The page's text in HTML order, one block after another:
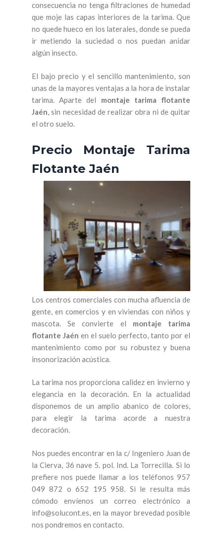
consecuencia no tenga filtraciones de humedad
que moje las capas interiores de la tarima. Que
no quede hueco en los laterales, donde se pueda
ir metiendo la suciedad o nos puedan anidar
algún insecto.
El bajo precio y el sencillo mantenimiento, son
unas de la mayores ventajas a la hora de instalar
tarima. Aparte del montaje tarima flotante
Jaén , sin necesidad de realizar obra ni de quitar
el otro suelo.
Precio Montaje Tarima
Flotante Jaén
Los centros comerciales con mucha afluencia de
gente, en comercios y en viviendas con niños y
mascota. Se convierte el montaje tarima
flotante Jaén en el suelo perfecto, tanto por el
mantenimiento como por su robustez y buena
insonorización acústica.
La tarima nos proporciona calidez en invierno y
elegancia en la decoración. En la actualidad
disponemos de un amplio abanico de colores,
para elegir la tarima acorde a nuestra
decoración.
Nos puedes encontrar en la c/ Ingeniero Juan de
la Cierva, 36 nave 5. pol. Ind. La Torrecilla. Si lo
prefiere nos puede llamar a los teléfonos 957
049 872 o 652 195 958. Si le resulta más
cómodo envíenos un correo electrónico a
info@solucont.es, en la mayor brevedad posible
nos pondremos en contacto.